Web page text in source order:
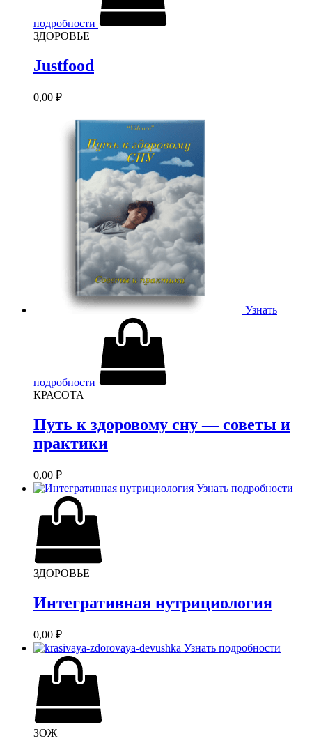
подробности
ЗДОРОВЬЕ
Justfood
0,00 ₽
Узнать
подробности
КРАСОТА
Путь к здоровому сну — советы и
практики
0,00 ₽
Узнать подробности
ЗДОРОВЬЕ
Интегративная нутрициология
0,00 ₽
Узнать подробности
ЗОЖ